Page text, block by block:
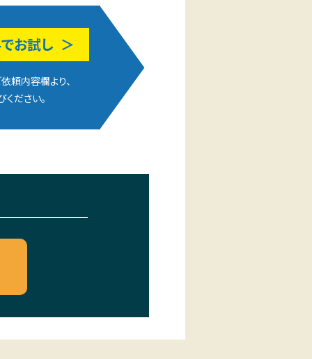
お試し
頼内容欄より、
ださい。